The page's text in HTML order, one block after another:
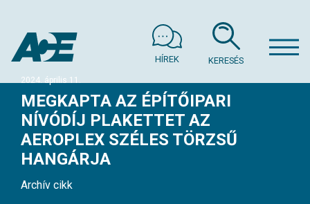
KERESÉS
HÍREK
2024. április 11.
MEGKAPTA AZ ÉPÍTŐIPARI
NÍVÓDÍJ PLAKETTET AZ
AEROPLEX SZÉLES TÖRZSŰ
HANGÁRJA
Archív cikk